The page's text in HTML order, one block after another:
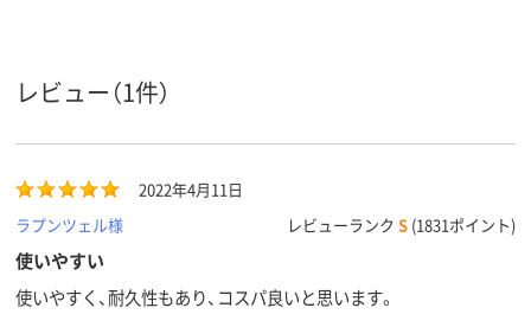
商品環境
スコア
レビュー（1件）
2022年4月11日
ラプンツェル様
レビューランク S (1831ポイント)
使いやすい
使いやすく、耐久性もあり、コスパ良いと思います。